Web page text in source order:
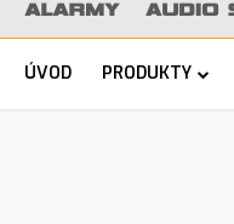
ÚVOD PRODUKTY